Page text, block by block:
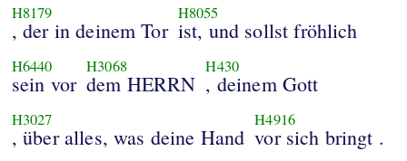
H8179
, der in deinem Tor
H8055
ist, und sollst fröhlich
H6440
sein vor
H3068
dem HERRN
H430
, deinem Gott
H3027
, über alles, was deine Hand
H4916
vor sich bringt .